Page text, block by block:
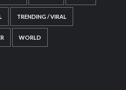
TRENDING / VIRAL
WORLD